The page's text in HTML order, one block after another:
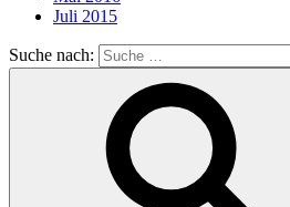
Juli 2015
Suche nach: